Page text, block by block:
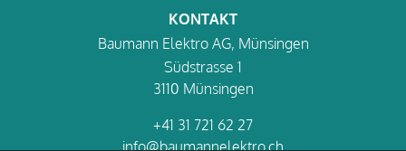
KONTAKT
Baumann Elektro AG, Münsingen
Südstrasse 1
3110 Münsingen
+41 31 721 62 27
info@baumannelektro.ch